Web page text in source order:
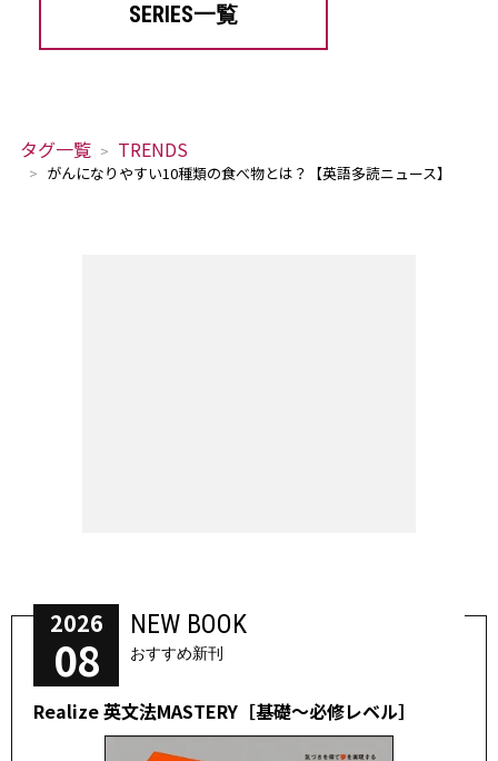
SERIES一覧
タグ一覧 TRENDS
がんになりやすい10種類の食べ物とは？【英語多読ニュース】
2026
08
NEW BOOK
おすすめ新刊
Realize 英文法MASTERY［基礎～必修レベル］